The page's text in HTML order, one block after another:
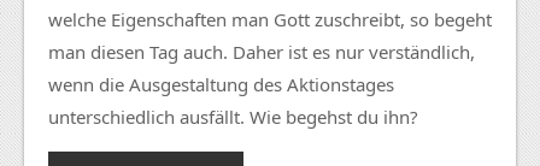
welche Eigenschaften man Gott zuschreibt, so begeht
man diesen Tag auch. Daher ist es nur verständlich,
wenn die Ausgestaltung des Aktionstages
unterschiedlich ausfällt. Wie begehst du ihn?